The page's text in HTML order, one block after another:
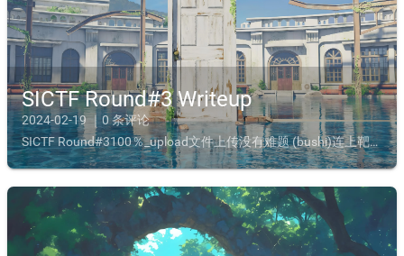
SICTF Round#3 Writeup
2024-02-19 ｜0 条评论
SICTF Round#3100％_upload文件上传没有难题 (bushi)连上靶机, 发现 url 为: /index.php?file=upload.php, 猜测为 include于是...